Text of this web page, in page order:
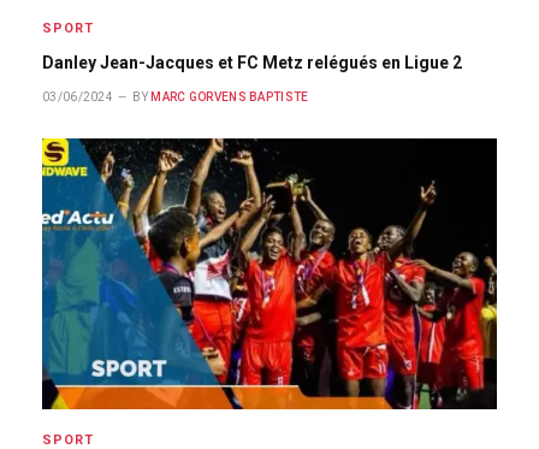
SPORT
Danley Jean-Jacques et FC Metz relégués en Ligue 2
03/06/2024 BY MARC GORVENS BAPTISTE
SPORT